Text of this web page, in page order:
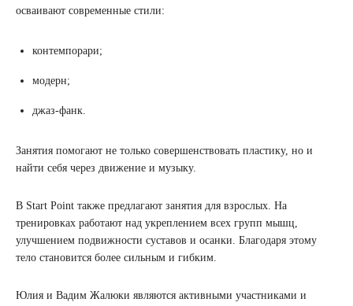
осваивают современные стили:
контемпорари;
модерн;
джаз-фанк.
Занятия помогают не только совершенствовать пластику, но и
найти себя через движение и музыку.
В Start Point также предлагают занятия для взрослых. На
тренировках работают над укреплением всех групп мышц,
улучшением подвижности суставов и осанки. Благодаря этому
тело становится более сильным и гибким.
Юлия и Вадим Жалюки являются активными участниками и